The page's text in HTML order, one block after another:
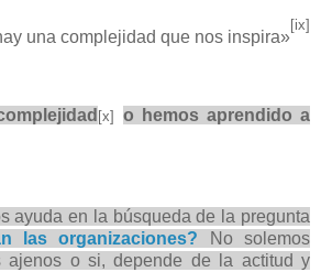
una complejidad que nos inspira»
[ix]
[x]
o hemos aprendido a
ayuda en la búsqueda de la pregunta
las organizaciones?
No solemos
ajenos o si, depende de la actitud y